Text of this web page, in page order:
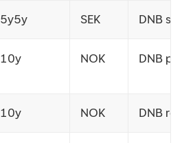
5y5y SEK DNB
10y NOK DNB
10y NOK DNB